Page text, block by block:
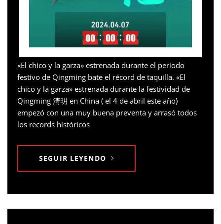
«El chico y la garza» estrenada durante el periodo
festivo de Qingming bate el récord de taquilla. «El
chico y la garza» estrenada durante la festividad de
Qingming 清明 en China ( el 4 de abril este año)
empezó con una muy buena preventa y arrasó todos
los records históricos
SEGUIR LEYENDO